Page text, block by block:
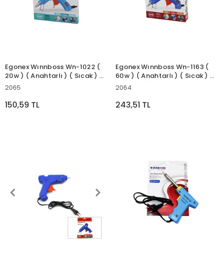
Egonex Wınnboss Wn-1022 (
20w ) ( Anahtarlı ) ( Sıcak ) (
İnce Mum ) Silikon
2065
150,59 TL
Egonex Wınnboss Wn-1163 (
60w ) ( Anahtarlı ) ( Sıcak ) (
Kalın Mum ) Silikon
)*70
2064
243,51 TL